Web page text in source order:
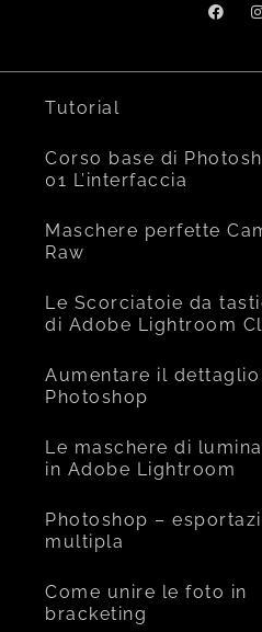
Tutorial
Corso base di
01 L’interfaccia
Maschere perfette
Raw
Le Scorciatoie da
di Adobe Lightroom
Aumentare il
Photoshop
Le maschere di
in Adobe Lightroom
Photoshop –
multipla
Come unire le foto in
bracketing